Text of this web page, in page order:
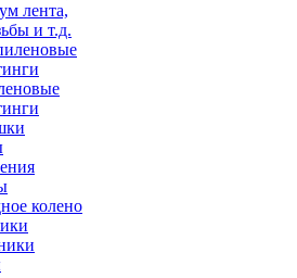
лента,
и т.д.
колено